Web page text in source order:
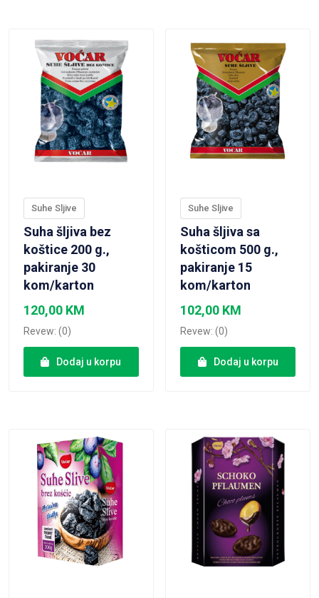
Suhe Sljive
Suha šljiva bez
koštice 200 g.,
pakiranje 30
kom/karton
120,00 KM
Revew: (0)
Dodaj u korpu
Suhe Sljive
Suha šljiva sa
košticom 500 g.,
pakiranje 15
kom/karton
102,00 KM
Revew: (0)
Dodaj u korpu